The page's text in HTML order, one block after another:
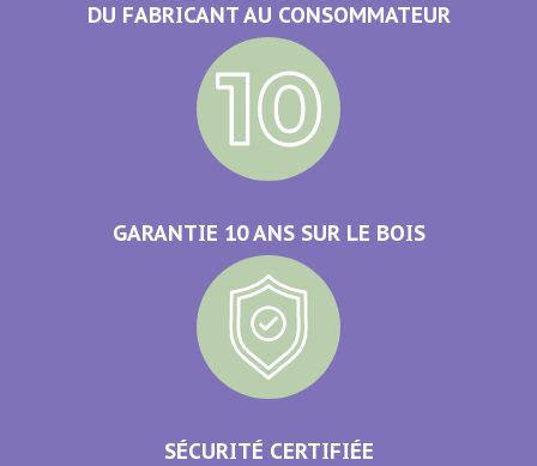
DU FABRICANT AU CONSOMMATEUR
GARANTIE 10 ANS SUR LE BOIS
SÉCURITÉ CERTIFIÉE